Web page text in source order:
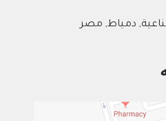
دمياط, مصر